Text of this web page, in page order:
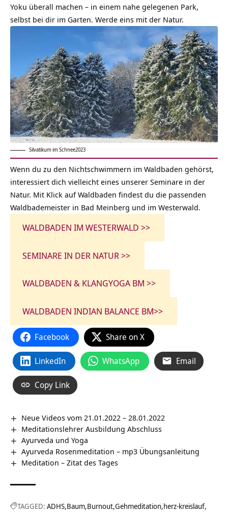
Yoku überall machen – in einem nahe gelegenen Park,
selbst bei dir im Garten. Werde eins mit der Natur.
Silvatikum im Schnee2023
Wenn du zu den Nichtschwimmern im Waldbaden gehörst,
interessiert dich vielleicht eines unserer Seminare in der
Natur. Mit Klick auf Waldbaden findest du die passenden
Waldbademeister in Bad Meinberg und im Westerwald.
WALDBADEN IM WESTERWALD >>
SEMINARE IN DER NATUR >>
WALDBADEN & KLANGYOGA BM >>
WALDBADEN INDIAN BALANCE BM>>
Facebook Share on X
LinkedIn WhatsApp Email
Copy Link
Neue Videos vom 21.01.2022 – 28.01.2022
Meditationslehrer Ausbildung Abschluss
Ayurveda und Yoga
Ayurveda Rosenmeditation – mp3 Übungsanleitung
Meditation – Zitat des Tages
TAGGED: ADHS Baum Burnout Gehmeditation herz-kreislauf